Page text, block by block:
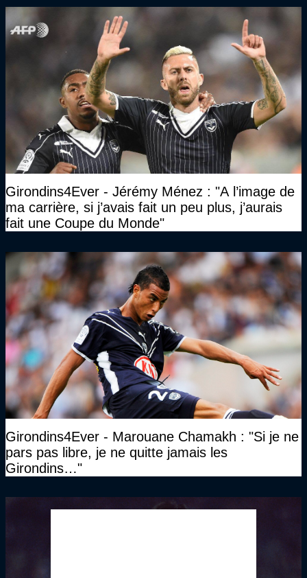
Girondins4Ever - Jérémy Ménez : "A l’image de
ma carrière, si j’avais fait un peu plus, j’aurais
fait une Coupe du Monde"
Girondins4Ever - Marouane Chamakh : "Si je ne
pars pas libre, je ne quitte jamais les
Girondins…"